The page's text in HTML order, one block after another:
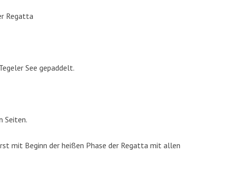
Regatta
See gepaddelt.
Seiten.
mit Beginn der heißen Phase der Regatta mit allen